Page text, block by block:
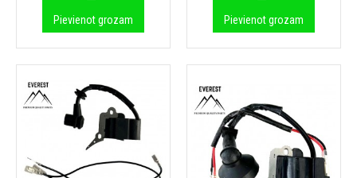
Pievienot grozam Pievienot grozam